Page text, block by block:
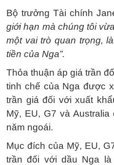
Bộ trưởng Tài chính
giới hạn mà chúng tôi
một vai trò quan trọng,
tiền của Nga”.
Thỏa thuận áp giá trần
tinh chế của Nga được
trần giá đối với xuất
Mỹ, EU, G7 và
năm ngoái.
Mục đích của Mỹ, EU,
trần đối với dầu Nga